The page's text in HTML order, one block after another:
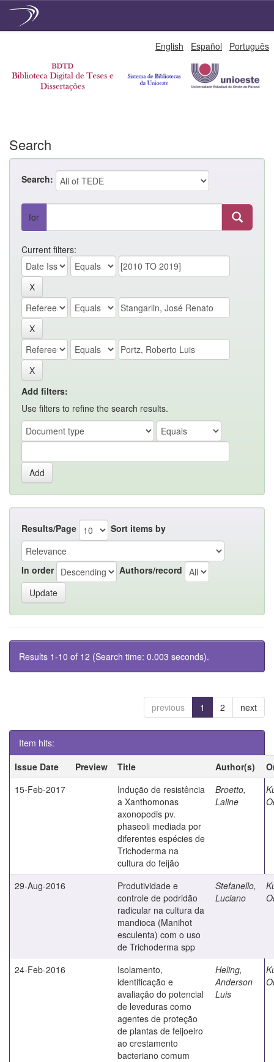
English Español Português
Search
Search:
for
Current filters:
Add filters:
Use filters to refine the search results.
Results/Page Sort items by
In order Authors/record
Results 1-10 of 12 (Search time: 0.003 seconds).
previous 1 2 next
Item hits:
Issue Date
Preview Title Author(s)
15-Feb-2017
Indução de resistência
a Xanthomonas
axonopodis pv.
phaseoli mediada por
diferentes espécies de
Trichoderma na
cultura do feijão
Broetto,
Laline
29-Aug-2016
Produtividade e
controle de podridão
radicular na cultura da
mandioca (Manihot
esculenta) com o uso
de Trichoderma spp
Stefanello,
Luciano
24-Feb-2016
Isolamento,
identificação e
avaliação do potencial
de leveduras como
agentes de proteção
de plantas de feijoeiro
ao crestamento
bacteriano comum
Heling,
Anderson
Luis